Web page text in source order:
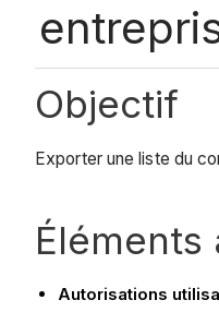
Objectif
Exporter une liste du
Autorisations